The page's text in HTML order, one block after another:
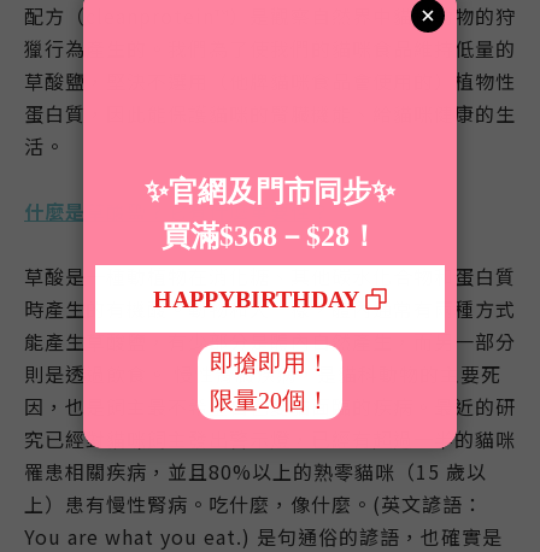
配方（cleanprotein™）是觀察自然界中貓科動物的狩
獵行為產生的。我們為了使我們的貓咪食品維持低量的
草酸鹽，堅決不選用（他牌貓咪食品會使用的）植物性
蛋白質，因此能保護貓咪的腎臟機能、給貓咪健康的生
活。
什麼是草酸鹽？它有什麼重要性？
草酸是一種動植物在消化糖、其他碳水化合物和蛋白質
時產生的有機酸。動物和人一樣，體內通常有兩種方式
能產生草酸鹽，有少部分是體內自然產生，而另一部分
則是透過飲食。 慢性腎臟疾病，是貓科動物的主要死
因，也是飼主最不希望自己愛貓面臨的疾病。最近的研
究已經對貓咪飼主發出警示燈，已經有超過一半的貓咪
罹患相關疾病，並且80%以上的熟零貓咪（15 歲以
上）患有慢性腎病。吃什麼，像什麼。(英文諺語：
You are what you eat.) 是句通俗的諺語，也確實是